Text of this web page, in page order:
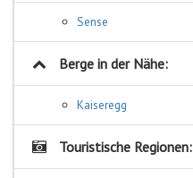
Sense
Berge in der Nähe:
Kaiseregg
Touristische Regionen: